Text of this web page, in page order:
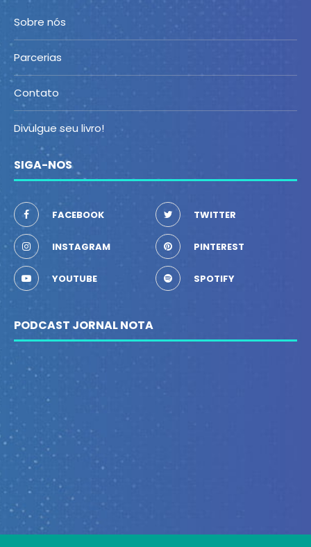
Sobre nós
Parcerias
Contato
Divulgue seu livro!
SIGA-NOS
FACEBOOK TWITTER
INSTAGRAM PINTEREST
YOUTUBE SPOTIFY
PODCAST JORNAL NOTA